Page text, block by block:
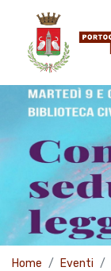
Home Eventi